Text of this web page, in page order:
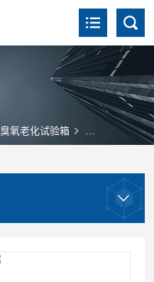
臭氧老化试验箱 QL-500臭氧老